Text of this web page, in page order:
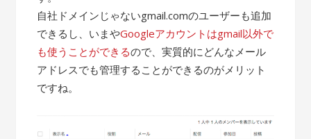
自社ドメインじゃないgmail.comのユーザーも追加
できるし、いまやGoogleアカウントはgmail以外で
も使うことができるので、実質的にどんなメール
アドレスでも管理することができるのがメリット
ですね。